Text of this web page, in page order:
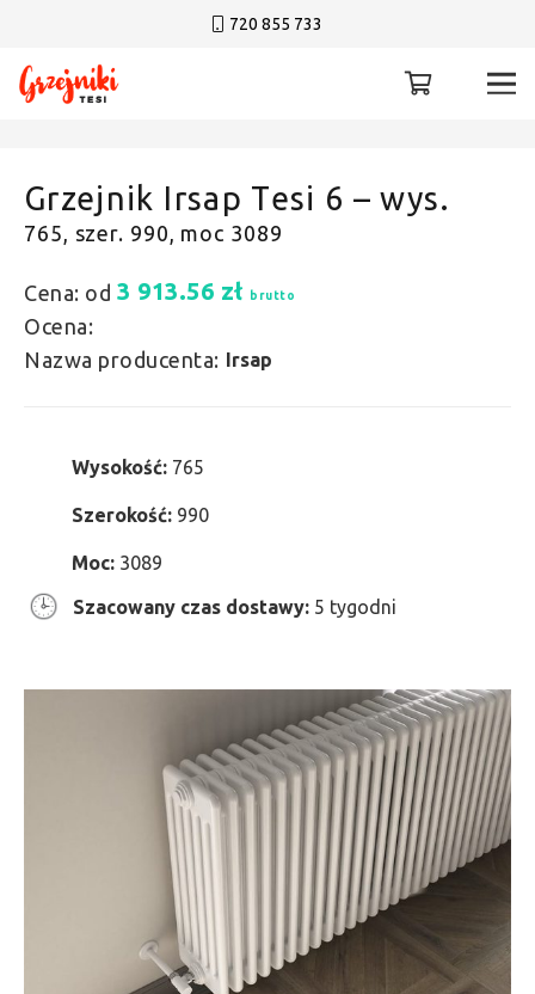
720 855 733
Grzejnik Irsap Tesi 6 – wys.
765, szer. 990, moc 3089
Cena: od 3 913.56 zł brutto
Ocena:
Nazwa producenta: Irsap
Wysokość: 765
Szerokość: 990
Moc: 3089
Szacowany czas dostawy: 5 tygodni